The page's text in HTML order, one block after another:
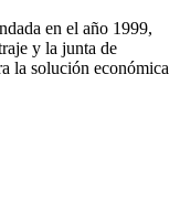
en el año 1999,
y la junta de
la solución económica